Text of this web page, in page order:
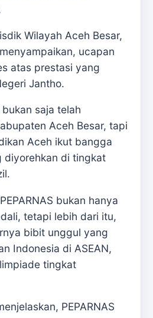
Wilayah Aceh Besar,
ucapan
atas prestasi yang
Jantho.
saja telah
Aceh Besar, tapi
Aceh ikut bangga
diyorehkan di tingkat
bukan hanya
tetapi lebih dari itu,
bibit unggul yang
Indonesia di ASEAN,
tingkat
PEPARNAS